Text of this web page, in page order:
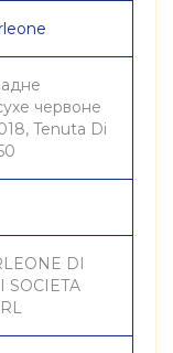
червоне
Tenuta Di
DI
SOCIETA